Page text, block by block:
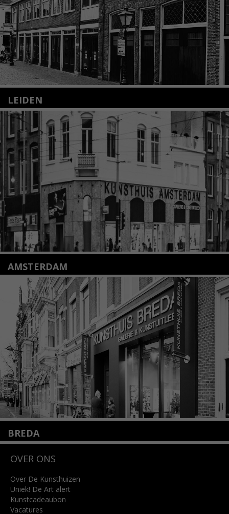
LEIDEN
Nieuwstraat 35
2312 KA Leiden
+31(0)71 – 52 84 480
info@kunsthuisleiden.nl
Lees meer
AMSTERDAM
Amstelveenseweg 135
1075 VX Amsterdam
+31 (0)20 2332546
info@kunsthuisamsterdam.nl
Lees meer
BREDA
4818 SB Breda
info@kunsthuisbreda.nl
Lees meer
OVER ONS
Over De Kunsthuizen
Uniek! De Art alert
Kunstcadeaubon
Vacatures